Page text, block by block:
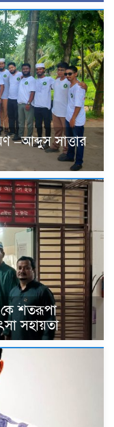
–আব্দুস সাত্তার
কে শতরূপা
সহায়তা